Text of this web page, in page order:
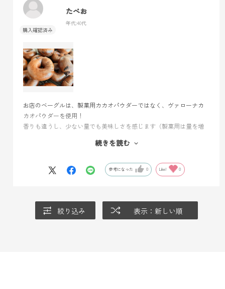
たべお
年代:40代
お店のベーグルは、製菓用カカオパウダーではなく、ヴァローナカ
カオパウダーを使用！
香りも違うし、少ない量でも美味しさを感じます（製菓用は量を増
だまにもなりにくいので、ヴァローナカカオパウダーをずっと続け
続きを読む
参考になった 0 Like! 0
絞り込み 表示：新しい順